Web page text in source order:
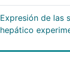
Expresión de las
hepático